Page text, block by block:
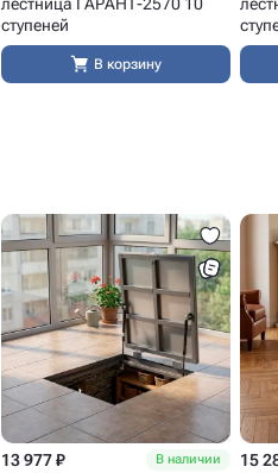
ступеней
В корзину
13 977 ₽ В наличии 15